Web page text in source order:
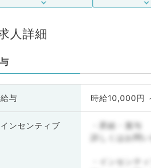
人詳細
給与 時給10,000円
インセンティブ
・昇給・賞与
詳しくはお問
・インセンティ